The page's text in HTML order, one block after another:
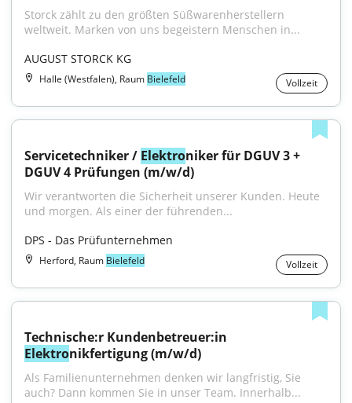
Storck zählt zu den größten Süßwarenherstellern
weltweit. Marken von uns begeistern Menschen in...
AUGUST STORCK KG
Halle (Westfalen), Raum Bielefeld Vollzeit
Servicetechniker / Elektroniker für DGUV 3 +
DGUV 4 Prüfungen (m/w/d)
Wir verantworten die Sicherheit unserer Kunden. Heute
und morgen. Als einer der führenden...
DPS - Das Prüfunternehmen
Herford, Raum Bielefeld Vollzeit
Elektronikfertigung (m/w/d)
Als Familienunternehmen denken wir langfristig, Sie
auch? Dann kommen Sie in unser Team. Innerhalb...